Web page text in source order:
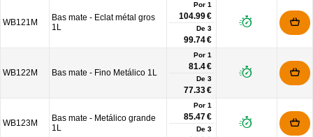
WB121M
Bas mate - Eclat métal gros
1L
Por 1
104.99 €
De 3
99.74 €
WB122M Bas mate - Fino Metálico 1L
Por 1
81.4 €
De 3
77.33 €
WB123M
Bas mate - Metálico grande
1L
Por 1
85.47 €
De 3